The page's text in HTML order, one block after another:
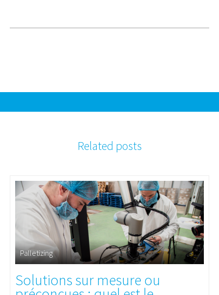
Related posts
Palletizing
Solutions sur mesure ou